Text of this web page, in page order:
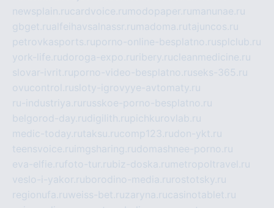
newsplain.rucardvoice.ru modopaper.ru manunae.ru
gbget.rualfeihavsalnassr.ru madoma.rutajuncos.ru
petrovkasports.ruporno-online-besplatno.rusplclub.ru
york-life.rudoroga-expo.ru ribery.rucleanmedicine.ru
slovar-ivrit.ruporno-video-besplatno.ruseks-365.ru
ovucontrol.rusloty-igrovyye-avtomaty.ru
ru-industriya.ru russkoe-porno-besplatno.ru
belgorod-day.rudigilith.rupichkurovlab.ru
medic-today.rutaksu.rucomp123.rudon-ykt.ru
teensvoice.ru imgsharing.rudomashnee-porno.ru
eva-elfie.rufoto-tur.rubiz-doska.ru metropoltravel.ru
veslo-i-yakor.ruborodino-media.ru rostotsky.ru
regionufa.ruweiss-bet.ruzaryna.rucasinotablet.ru